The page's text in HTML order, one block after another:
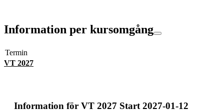
Information per kursomgång
Termin
VT 2027
Information för VT 2027 Start 2027-01-12